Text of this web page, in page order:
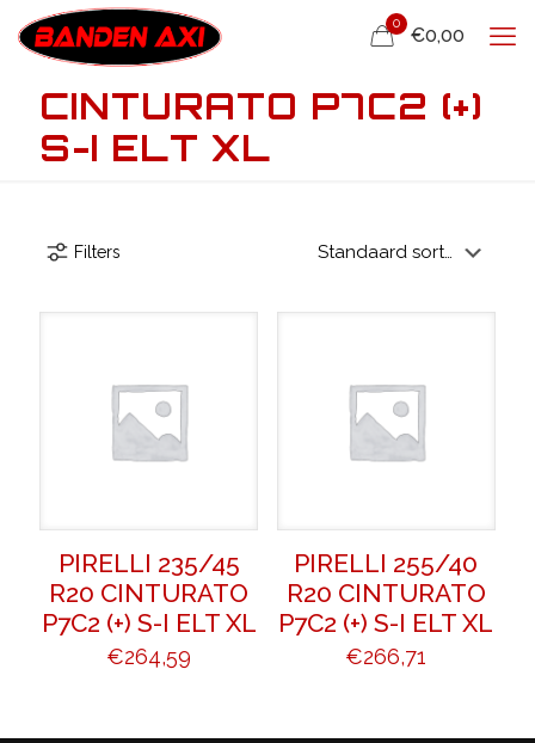
0
€0,00
CINTURATO P7C2 (+)
S-I ELT XL
Filters
PIRELLI 235/45
R20 CINTURATO
P7C2 (+) S-I ELT XL
€264,59
PIRELLI 255/40
R20 CINTURATO
P7C2 (+) S-I ELT XL
€266,71